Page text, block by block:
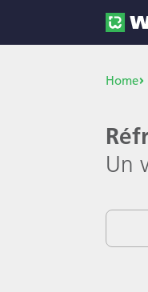
Home
Un